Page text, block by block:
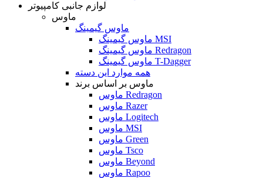
لوازم جانبی کامپیوتر
ماوس
ماوس گیمینگ
ماوس گیمینگ MSI
ماوس گیمینگ Redragon
ماوس گیمینگ T-Dagger
همه موارد این دسته
ماوس بر اساس برند
ماوس Redragon
ماوس Razer
ماوس Logitech
ماوس MSI
ماوس Green
ماوس Tsco
ماوس Beyond
ماوس Rapoo